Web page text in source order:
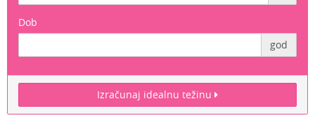
Dob
god
Izračunaj idealnu težinu